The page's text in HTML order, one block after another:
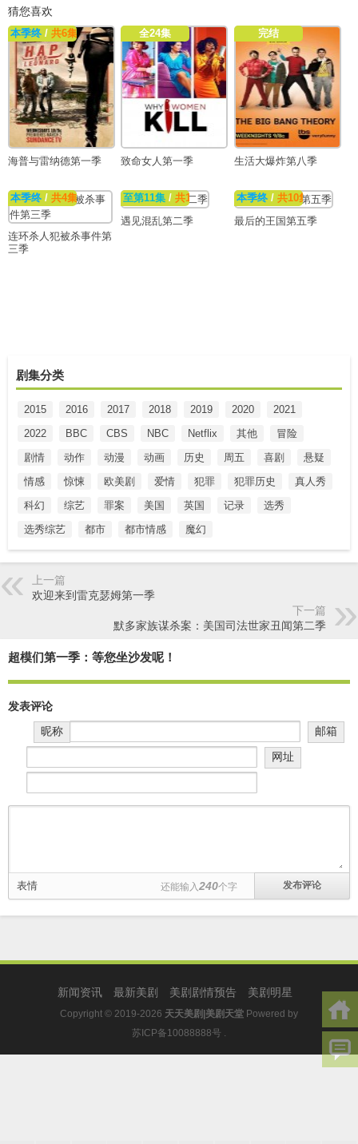
猜您喜欢
本季终 / 共6集
海普与雷纳德第一季
全24集
致命女人第一季
完结
生活大爆炸第八季
本季终 / 共4集
连环杀人犯被杀事件第
三季
至第11集 /共19集【停播，归期待定】
遇见混乱第二季
本季终/ 共10集
最后的王国第五季
剧集分类
2015 2016 2017 2018 2019 2020
2021
2022
BBC CBS NBC Netflix 其他
冒险
剧情
动作 动漫 动画 历史 周五 喜剧
悬疑
情感
惊悚 欧美剧 爱情 犯罪 犯罪历史
真人秀
科幻
综艺 罪案 美国 英国 记录
选秀
选秀综艺
都市 都市情感 魔幻
上一篇
欢迎来到雷克瑟姆第一季
下一篇
默多家族谋杀案：美国司法世家丑闻第二季
超模们第一季：等您坐沙发呢！
发表评论
昵称
邮箱
网址
表情 还能输入 240个字
新闻资讯 最新美剧 美剧剧情预告 美剧明星
Copyright © 2019-2026 天天美剧|美剧天堂 Powered by
苏ICP备10088888号 .